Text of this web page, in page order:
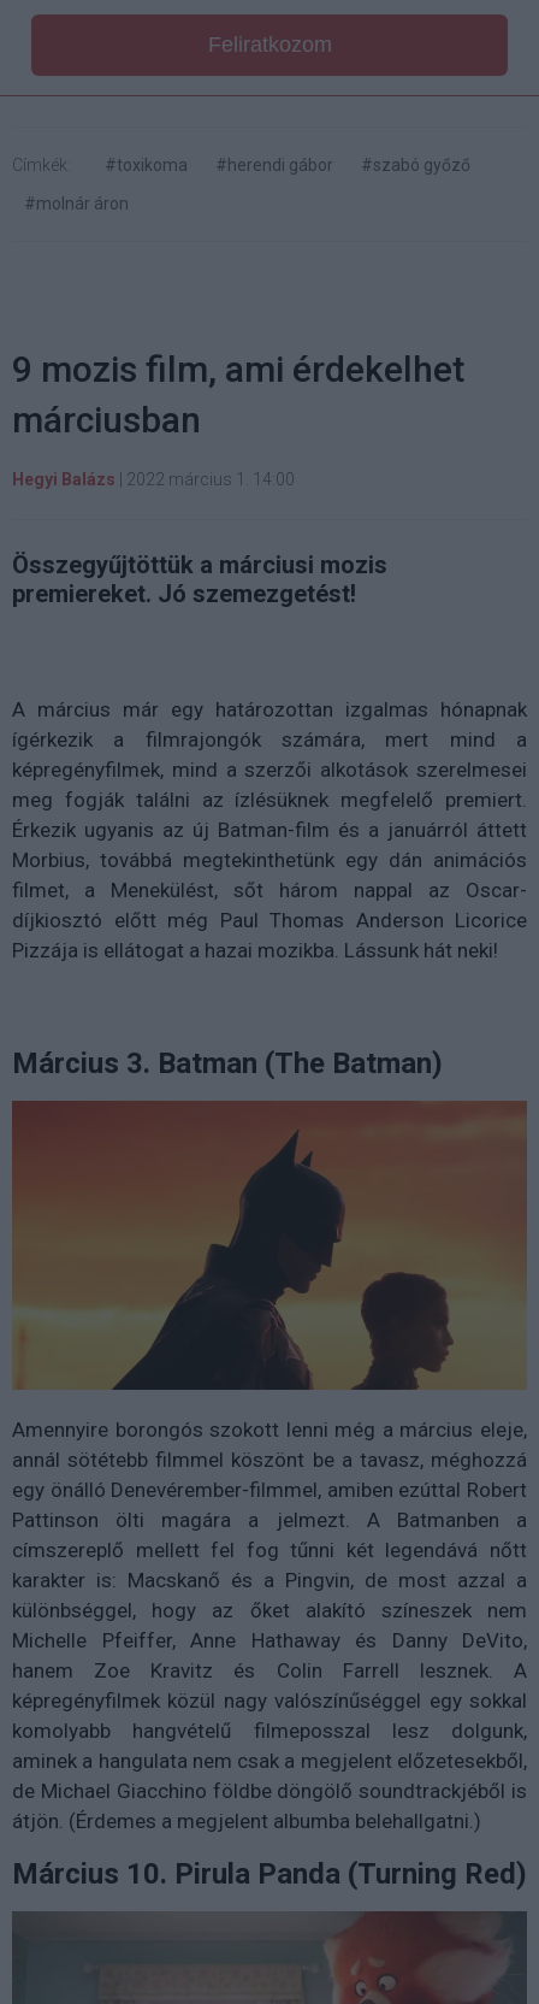
Feliratkozom
Címkék: #toxikoma #herendi gábor
#szabó győző
#molnár áron
9 mozis film, ami érdekelhet
márciusban
Hegyi Balázs 2022 március 1. 14:00
Összegyűjtöttük a márciusi mozis
premiereket. Jó szemezgetést!
A március már egy határozottan izgalmas hónapnak
ígérkezik a filmrajongók számára, mert mind a
képregényfilmek, mind a szerzői alkotások szerelmesei
meg fogják találni az ízlésüknek megfelelő premiert.
Érkezik ugyanis az új Batman-film és a januárról áttett
Morbius, továbbá megtekinthetünk egy dán animációs
filmet, a Menekülést, sőt három nappal az Oscar-
díjkiosztó előtt még Paul Thomas Anderson Licorice
Pizzája is ellátogat a hazai mozikba. Lássunk hát neki!
Március 3. Batman (The Batman)
Amennyire borongós szokott lenni még a március eleje,
annál sötétebb filmmel köszönt be a tavasz, méghozzá
egy önálló Denevérember-filmmel, amiben ezúttal Robert
Pattinson ölti magára a jelmezt. A Batmanben a
címszereplő mellett fel fog tűnni két legendává nőtt
karakter is: Macskanő és a Pingvin, de most azzal a
különbséggel, hogy az őket alakító színeszek nem
Michelle Pfeiffer, Anne Hathaway és Danny DeVito,
hanem Zoe Kravitz és Colin Farrell lesznek. A
képregényfilmek közül nagy valószínűséggel egy sokkal
komolyabb hangvételű filmeposszal lesz dolgunk,
aminek a hangulata nem csak a megjelent előzetesekből,
de Michael Giacchino földbe döngölő soundtrackjéből is
átjön. (Érdemes a megjelent albumba belehallgatni.)
Március 10. Pirula Panda (Turning Red)